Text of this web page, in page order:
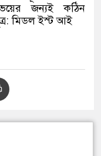
জন্যই কঠিন
:মিডল ইস্ট আই